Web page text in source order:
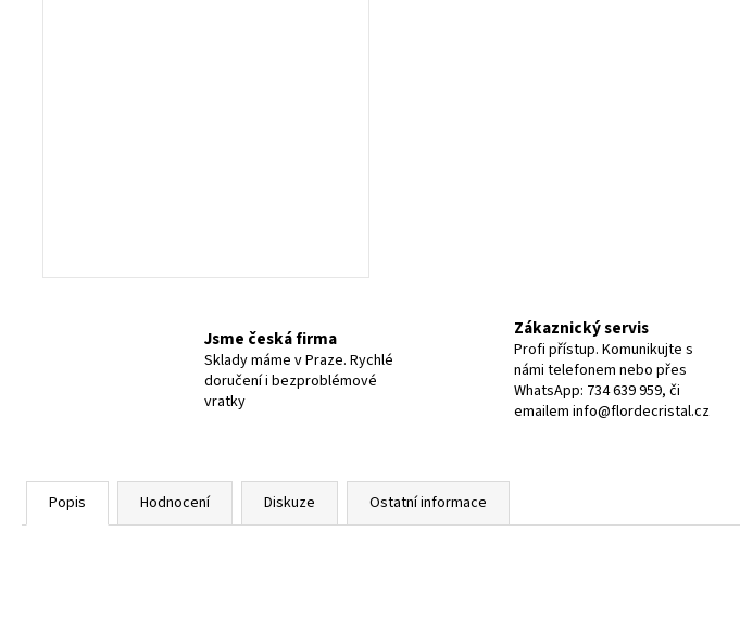
Jsme česká firma
Sklady máme v Praze. Rychlé
doručení i bezproblémové
vratky
Zákaznický servis
Profi přístup. Komunikujte s
námi telefonem nebo přes
WhatsApp: 734 639 959, či
emailem info@flordecristal.cz
Popis Hodnocení Diskuze Ostatní informace